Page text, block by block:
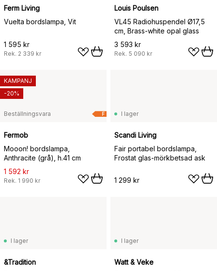
Ferm Living
Vuelta bordslampa, Vit
1 595 kr
Rek. 2 339 kr
Louis Poulsen
VL45 Radiohuspendel Ø17,5
cm, Brass-white opal glass
3 593 kr
Rek. 5 090 kr
F
Beställningsvara
Fermob
Mooon! bordslampa,
Anthracite (grå), h.41 cm
1 592 kr
Rek. 1 990 kr
KAMPANJ
-20%
I lager
Scandi Living
Fair portabel bordslampa,
Frostat glas-mörkbetsad ask
1 299 kr
I lager
&Tradition
I lager
Watt & Veke